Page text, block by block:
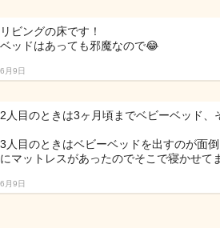
リビングの床です！
ベッドはあっても邪魔なので😂
6月9日
2人目のときは3ヶ月頃までベビーベッド、
3人目のときはベビーベッドを出すのが面
にマットレスがあったのでそこで寝かせて
6月9日